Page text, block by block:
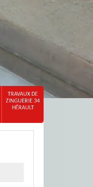
TRAVAUX DE
ZINGUERIE 34
HÉRAULT